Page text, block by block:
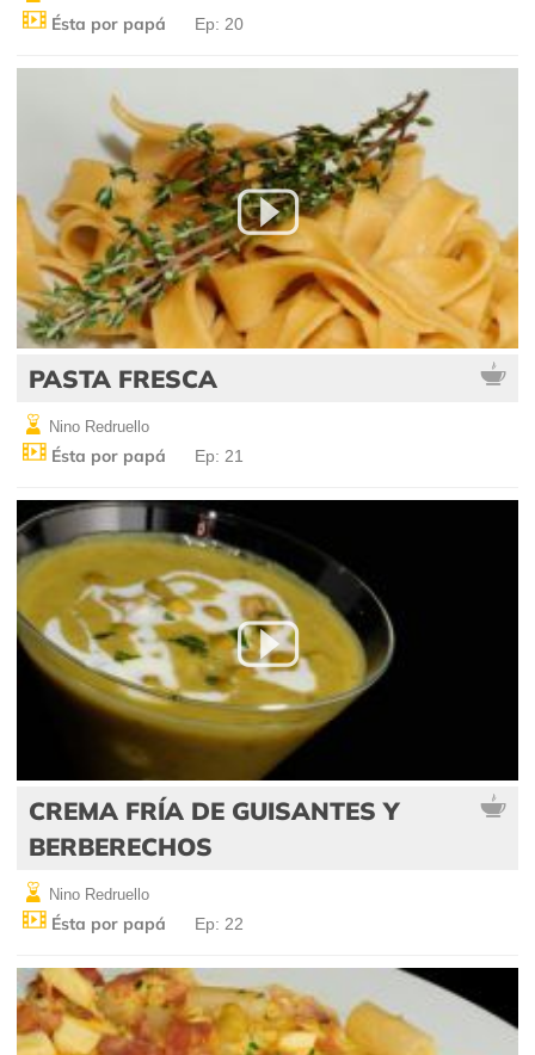
Ésta por papá Ep: 20
PASTA FRESCA
Nino Redruello
Ésta por papá Ep: 21
CREMA FRÍA DE GUISANTES Y
BERBERECHOS
Nino Redruello
Ésta por papá Ep: 22